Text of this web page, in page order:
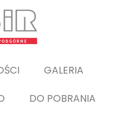
GALERIA
DO POBRANIA